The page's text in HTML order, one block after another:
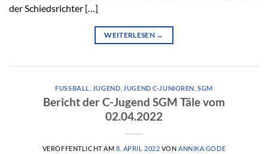
der Schiedsrichter […]
WEITERLESEN →
FUSSBALL JUGEND JUGEND C-JUNIOREN ,SGM
Bericht der C-Jugend SGM Täle vom
02.04.2022
VERÖFFENTLICHT AM 8. APRIL 2022 VON ANNIKA GODE